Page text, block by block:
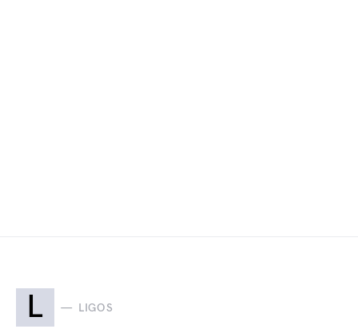
L LIGOS